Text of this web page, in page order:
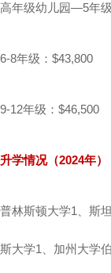
高年级幼儿园—5年
6-8年级：$43,800
9-12年级：$46,500
升学情况（2024年）
普林斯顿大学1、斯
斯大学1、加州大学